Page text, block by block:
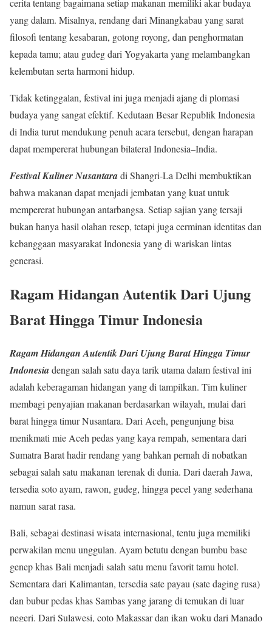
cerita tentang bagaimana setiap makanan memiliki akar budaya
yang dalam. Misalnya, rendang dari Minangkabau yang sarat
filosofi tentang kesabaran, gotong royong, dan penghormatan
kepada tamu; atau gudeg dari Yogyakarta yang melambangkan
kelembutan serta harmoni hidup.
Tidak ketinggalan, festival ini juga menjadi ajang di plomasi
budaya yang sangat efektif. Kedutaan Besar Republik Indonesia
di India turut mendukung penuh acara tersebut, dengan harapan
dapat mempererat hubungan bilateral Indonesia–India.
Festival Kuliner Nusantaradi Shangri-La Delhi membuktikan
bahwa makanan dapat menjadi jembatan yang kuat untuk
mempererat hubungan antarbangsa. Setiap sajian yang tersaji
bukan hanya hasil olahan resep, tetapi juga cerminan identitas dan
kebanggaan masyarakat Indonesia yang di wariskan lintas
generasi.
Ragam Hidangan Autentik Dari Ujung
Barat Hingga Timur Indonesia
Ragam Hidangan Autentik Dari Ujung Barat Hingga Timur
Indonesiadengan salah satu daya tarik utama dalam festival ini
adalah keberagaman hidangan yang di tampilkan. Tim kuliner
membagi penyajian makanan berdasarkan wilayah, mulai dari
barat hingga timur Nusantara. Dari Aceh, pengunjung bisa
menikmati mie Aceh pedas yang kaya rempah, sementara dari
Sumatra Barat hadir rendang yang bahkan pernah di nobatkan
sebagai salah satu makanan terenak di dunia. Dari daerah Jawa,
tersedia soto ayam, rawon, gudeg, hingga pecel yang sederhana
namun sarat rasa.
Bali, sebagai destinasi wisata internasional, tentu juga memiliki
perwakilan menu unggulan. Ayam betutu dengan bumbu base
genep khas Bali menjadi salah satu menu favorit tamu hotel.
Sementara dari Kalimantan, tersedia sate payau (sate daging rusa)
dan bubur pedas khas Sambas yang jarang di temukan di luar
negeri. Dari Sulawesi, coto Makassar dan ikan woku dari Manado